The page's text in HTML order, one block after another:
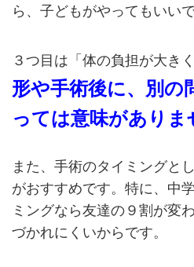
ら、子どもがやってもいいで
３つ目は「体の負担が大き
形や手術後に、別の
っては意味がありま
また、手術のタイミングと
がおすすめです。特に、中
ミングなら友達の９割が変
づかれにくいからです。